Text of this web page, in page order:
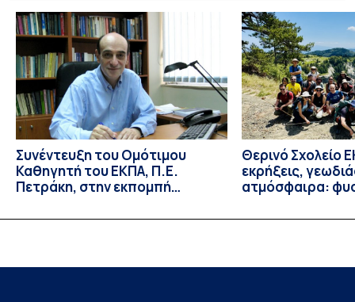
υποχρεωτικής «κοινωφελούς μάθησης» στο μάθημα της
Γηροδοντιατρικής 10ου εξαμήνου, περιλάμβανε
εκπαιδευτικές δραστηριότητες στο Γηροκομείο-
Πτωχοκομείο Αθηνών, στο Οδοντιατρικό Τμήμα/Μονάδα
ΑΜΕΑ Ενηλίκων Ασκληπιείου Βούλας, στο Κέντρο
Γηριατρικής […]
Συνέντευξη του Ομότιμου
Καθηγητή του ΕΚΠΑ, Π.Ε.
Πετράκη, στην εκπομπή
Θερινό Σχολείο
εκρήξεις,
ατμόσφαιρα:
βιολογικές